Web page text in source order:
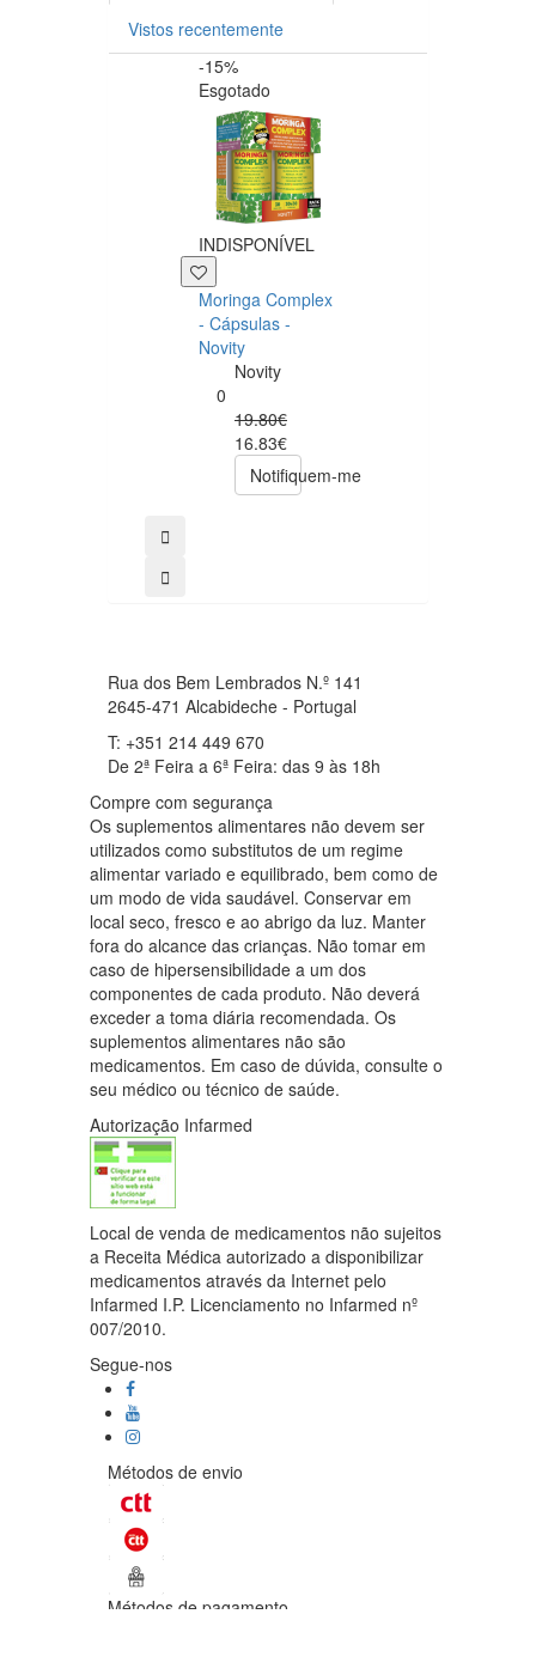
Vistos recentemente
-15%
Esgotado
INDISPONÍVEL
Moringa Complex
- Cápsulas -
Novity
Novity
0
19.80€
16.83€
Notifiquem-me
Rua dos Bem Lembrados N.º 141
2645-471 Alcabideche - Portugal
T: +351 214 449 670
De 2ª Feira a 6ª Feira: das 9 às 18h
Compre com segurança
Os suplementos alimentares não devem ser
utilizados como substitutos de um regime
alimentar variado e equilibrado, bem como de
um modo de vida saudável. Conservar em
local seco, fresco e ao abrigo da luz. Manter
fora do alcance das crianças. Não tomar em
caso de hipersensibilidade a um dos
componentes de cada produto. Não deverá
exceder a toma diária recomendada. Os
suplementos alimentares não são
medicamentos. Em caso de dúvida, consulte o
seu médico ou técnico de saúde.
Autorização Infarmed
Local de venda de medicamentos não sujeitos
a Receita Médica autorizado a disponibilizar
medicamentos através da Internet pelo
Infarmed I.P. Licenciamento no Infarmed nº
007/2010.
Segue-nos
Métodos de envio
Métodos de pagamento